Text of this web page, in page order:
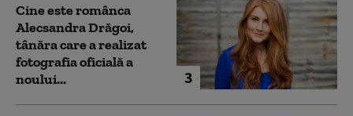
3
Cine este românca
Alecsandra Drăgoi,
tânăra care a realizat
fotografia oficială a
noului...